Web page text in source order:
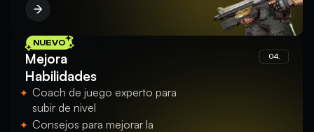
NUEVO
Mejora
Habilidades
04.
Coach de juego experto para
subir de nivel
Consejos para mejorar la